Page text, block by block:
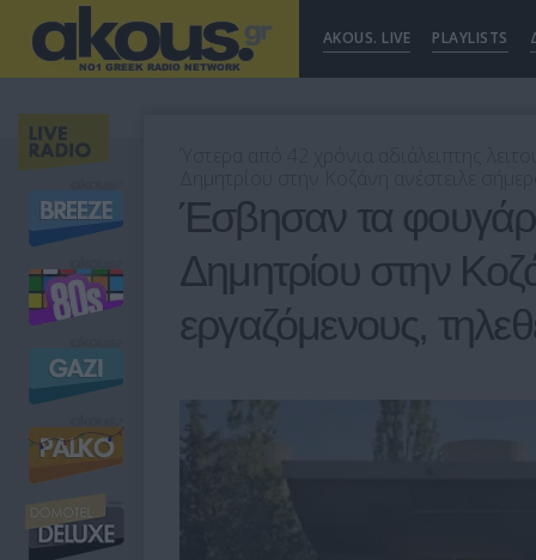
AKOUS. LIVE PLAYLISTS
Έσβησαν τα
Δημητρίου στην
εργαζόμενους,